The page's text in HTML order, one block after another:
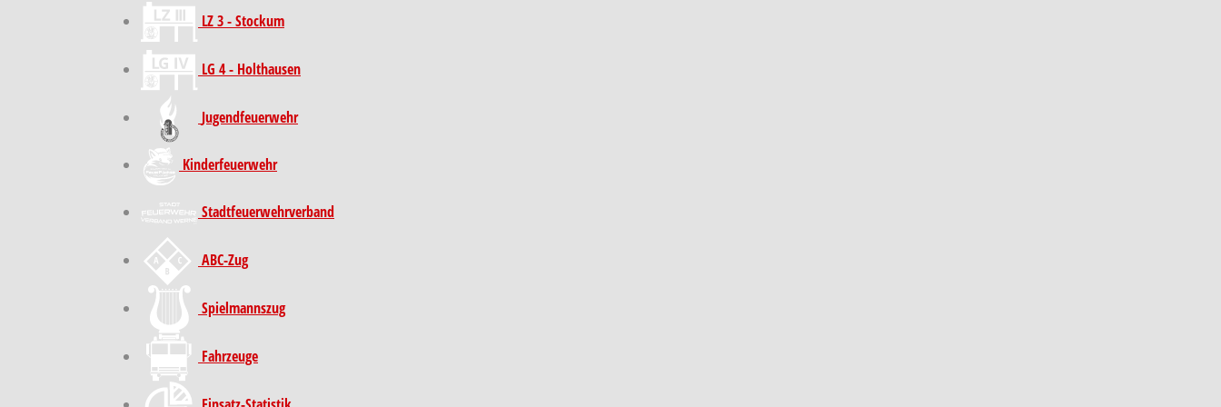
LZ 3 - Stockum
LG 4 - Holthausen
Jugendfeuerwehr
Kinder­feuer­wehr
Stadt­feuer­wehr­verband
ABC-Zug
Spielmannszug
Fahrzeuge